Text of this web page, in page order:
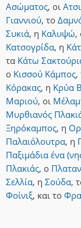
Ασώματος, οι
Γιαννιού, το
Συκιά, η Καλυψώ,
Κατσογρίδα, η
τα Κάτω
ο Κισσού Κάμπος,
Κόρακας, η Κρύα
Μαριού, οι
Μυρθιανός
Ξηρόκαμπος, η
Παλαιόλουτρα, η
Παξιμάδια ένα
Πλακιάς, ο
Σελλία, η Σούδα,
Φοίνιξ, και το